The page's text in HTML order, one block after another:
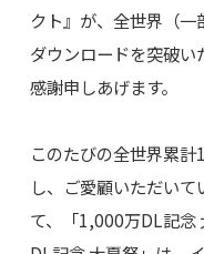
クト』が、全世界（
ダウンロードを突破い
感謝申しあげます。
このたびの全世界累
し、ご愛顧いただい
て、「1,000万DL記念